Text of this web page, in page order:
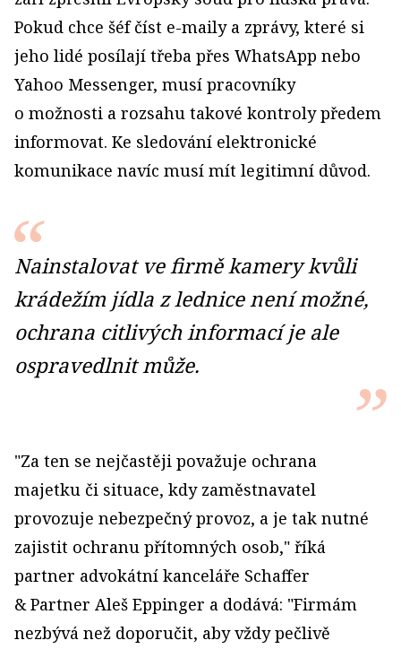
Pokud chce šéf číst e-maily a zprávy, které si
jeho lidé posílají třeba přes WhatsApp nebo
Yahoo Messenger, musí pracovníky
o možnosti a rozsahu takové kontroly předem
informovat. Ke sledování elektronické
komunikace navíc musí mít legitimní důvod.
Nainstalovat ve firmě kamery kvůli
krádežím jídla z lednice není možné,
ochrana citlivých informací je ale
ospravedlnit může.
"Za ten se nejčastěji považuje ochrana
majetku či situace, kdy zaměstnavatel
provozuje nebezpečný provoz, a je tak nutné
zajistit ochranu přítomných osob," říká
partner advokátní kanceláře Schaffer
& Partner Aleš Eppinger a dodává: "Firmám
nezbývá než doporučit, aby vždy pečlivě